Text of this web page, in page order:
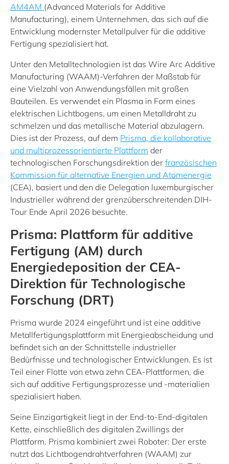
AM4AM (Advanced Materials for Additive
Manufacturing), einem Unternehmen, das sich auf die
Entwicklung modernster Metallpulver für die additive
Fertigung spezialisiert hat.
Unter den Metalltechnologien ist das Wire Arc Additive
Manufacturing (WAAM)-Verfahren der Maßstab für
eine Vielzahl von Anwendungsfällen mit großen
Bauteilen. Es verwendet ein Plasma in Form eines
elektrischen Lichtbogens, um einen Metalldraht zu
schmelzen und das metallische Material abzulagern.
Dies ist der Prozess, auf dem Prisma, die kollaborative
und multiprozessorientierte Plattform der
technologischen Forschungsdirektion der französischen
Kommission für alternative Energien und Atomenergie
(CEA), basiert und den die Delegation luxemburgischer
Industrieller während der grenzüberschreitenden DIH-
Tour Ende April 2026 besuchte.
Prisma: Plattform für additive
Fertigung (AM) durch
Energiedeposition der CEA-
Direktion für Technologische
Forschung (DRT)
Prisma wurde 2024 eingeführt und ist eine additive
Metallfertigungsplattform mit Energieabscheidung und
befindet sich an der Schnittstelle industrieller
Bedürfnisse und technologischer Entwicklungen. Es ist
Teil einer Flotte von etwa zehn CEA-Plattformen, die
sich auf additive Fertigungsprozesse und -materialien
spezialisiert haben.
Seine Einzigartigkeit liegt in der End-to-End-digitalen
Kette, einschließlich des digitalen Zwillings der
Plattform. Prisma kombiniert zwei Roboter: Der erste
nutzt das Lichtbogendrahtverfahren (WAAM) zur